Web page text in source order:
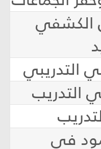
الكشفي
التدريبي
التدريب
في